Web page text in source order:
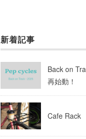
今週はお知らせがいっ
ックしてて下さいね！
10
Load
新着記事
Back on
再始動！
Cafe Rack